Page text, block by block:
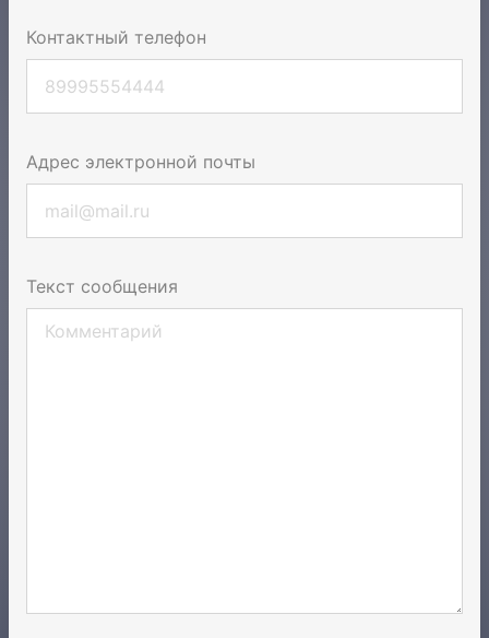
Контактный телефон
Адрес электронной почты
Текст сообщения